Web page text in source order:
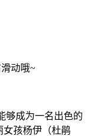
动哦~
够成为一名出色的
女孩杨伊（杜鹃